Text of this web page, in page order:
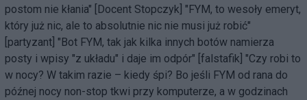
postom nie kłania" [Docent Stopczyk] "FYM, to wesoły emeryt,
który już nic, ale to absolutnie nic nie musi już robić"
[partyzant] "Bot FYM, tak jak kilka innych botów namierza
posty i wpisy "z układu" i daje im odpór" [falstafik] "Czy robi to
w nocy? W takim razie – kiedy śpi? Bo jeśli FYM od rana do
późnej nocy non-stop tkwi przy komputerze, a w godzinach